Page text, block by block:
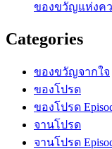
ของขวัญแห่งค
Categories
ของขวัญจากใจ
ของโปรด
ของโปรด
จานโปรด
จานโปรด